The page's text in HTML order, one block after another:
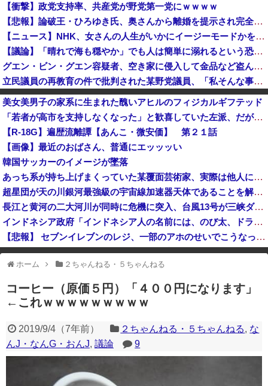
【衝撃】政党支持率、共産党が野党第一党にｗｗｗｗ
【悲報】論破王・ひろゆき氏、奥さんから離婚を提示され完全敗北 → ｗｗｗｗｗｗｗｗｗｗｗｗｗｗｗｗ
【ニュース】NHK、女さんの人生がいかにイージーモードかをわかりやすく放送してしまうｗｗｗｗｗ
【議論】「晴れで海も穏やか」でも人は簡単に溺れるという恐怖……高齢者の海水浴はマジで危険なのか？
グエン・ビン・グエン容疑者、空き家に侵入して金品など盗んだ疑いで再逮捕 今年４月には別件で逮捕も不起訴になっていた
立民議員の再教育の件で批判された某野党議員、「私そんな事いってません！」と反論するも実際の動画を検証すると……
【朗報】自民党、比例獲得議席が名簿候補者数を上回る（名簿不足）の場合、「欠員」として扱う案を提示 比例復活当選の基準厳格化 ※前の衆院選、自民...
美女美男子の家系に生まれた醜いアヒルのフィジカルギフテッド
「若者が高市を支持しなくなった」と歓喜していた左派、だが高市内閣が消費税減税を実現した結果……
【R-18G】遍歴流離譚【あんこ・微安価】 第２１話
【画像】最近のおばさん、普通にエッッッい
韓国サッカーのイメージが墜落
あっち系が持ち上げまくっていた某覆面芸術家、実際は他人に迷惑をかけまくりだったと証明されてしまい……
超星団が天の川銀河最強級の宇宙線加速器天体であることを解明…岐阜大！
長江と黄河の二大河川が同時に危機に突入、台風13号が三峡ダムに襲い掛かった結果……
インドネシア政府「インドネシア人の名前には、のび太、ドラえもん、スネ夫、ナルト、しんちゃんなどあります」
【悲報】 セブンイレブンのレジ、一部のアホのせいでこうなってしまう
イオンモール熊本爆発事故、「避難後は戻らない」のマニュアル機能せず「貴重品OK」と許可か 車のカギを取りに自己判断で戻った人も
一部のコンテンツが表示されなくなったり、サイト全体のレイアウトが崩れ
たりする場合があります。
ホーム ２ちゃんねる・５ちゃんねる
コーヒー（原価５円）「４００円になります」
←これｗｗｗｗｗｗｗｗｗ
2019/9/4（7年前） ２ちゃんねる・５ちゃんねる, な
んJ・なんG・おんJ, 議論 9